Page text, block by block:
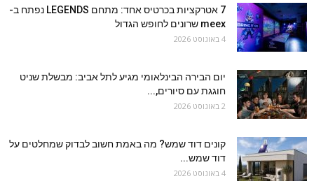
7 אטרקציות בכרטיס אחד: מתחם LEGENDS נפתח ב-
meex שרונים לחופש הגדול
4 באוגוסט 2026
יום הבירה הבינלאומי מגיע לתל אביב: מבשלת שניט
חוגגת עם סיורים,...
2 באוגוסט 2026
קונים דוד שמש? מה באמת חשוב לבדוק שמחלטים על
דוד שמש...
4 באוגוסט 2026